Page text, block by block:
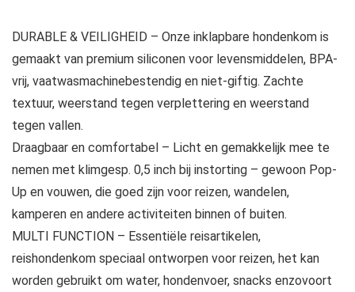
DURABLE & VEILIGHEID – Onze inklapbare hondenkom is
gemaakt van premium siliconen voor levensmiddelen, BPA-
vrij, vaatwasmachinebestendig en niet-giftig. Zachte
textuur, weerstand tegen verplettering en weerstand
tegen vallen.
Draagbaar en comfortabel – Licht en gemakkelijk mee te
nemen met klimgesp. 0,5 inch bij instorting – gewoon Pop-
Up en vouwen, die goed zijn voor reizen, wandelen,
kamperen en andere activiteiten binnen of buiten.
MULTI FUNCTION – Essentiële reisartikelen,
reishondenkom speciaal ontworpen voor reizen, het kan
worden gebruikt om water, hondenvoer, snacks enzovoort